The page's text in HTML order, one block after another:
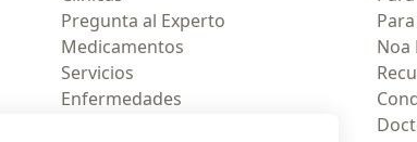
Pregunta al Experto
Medicamentos
Servicios
Enfermedades
Noa